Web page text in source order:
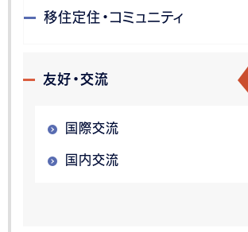
移住定住・コミュニティ
友好・交流
国際交流
国内交流